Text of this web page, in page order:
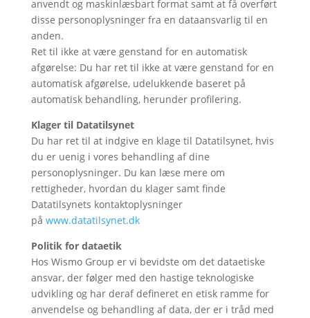
anvendt og maskinlæsbart format samt at få overført
disse personoplysninger fra en dataansvarlig til en
anden.
Ret til ikke at være genstand for en automatisk
afgørelse: Du har ret til ikke at være genstand for en
automatisk afgørelse, udelukkende baseret på
automatisk behandling, herunder profilering.
Klager til Datatilsynet
Du har ret til at indgive en klage til Datatilsynet, hvis
du er uenig i vores behandling af dine
personoplysninger. Du kan læse mere om
rettigheder, hvordan du klager samt finde
Datatilsynets kontaktoplysninger
på www.datatilsynet.dk
Politik for dataetik
Hos Wismo Group er vi bevidste om det dataetiske
ansvar, der følger med den hastige teknologiske
udvikling og har deraf defineret en etisk ramme for
anvendelse og behandling af data, der er i tråd med